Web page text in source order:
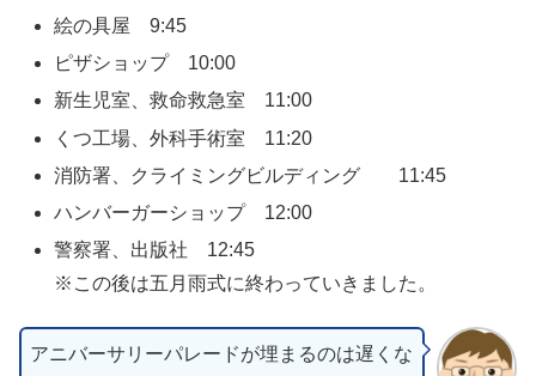
絵の具屋 9:45
ピザショップ 10:00
新生児室、救命救急室 11:00
くつ工場、外科手術室 11:20
消防署、クライミングビルディング 11:45
ハンバーガーショップ 12:00
警察署、出版社 12:45
※この後は五月雨式に終わっていきました。
アニバーサリーパレードが埋まるのは遅くな